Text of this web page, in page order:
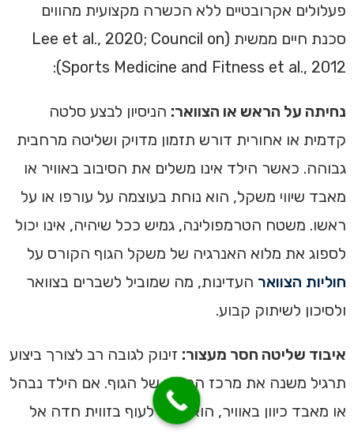
פעלולים אקרובטיים ללא הכשרה מקצועית מהווים
סכנת חיים ממשית (Lee et al., 2020; Council on
Sports Medicine and Fitness et al., 2012):
נחיתה על הראש או הצוואר: הניסיון לבצע סלטה
קדמית או אחורית דורש תזמון מדויק ושליטה מרחבית
גבוהה. כאשר הילד אינו משלים את הסיבוב באוויר או
מאבד שיווי משקל, הוא נוחת בעוצמה על עורפו או על
ראשו. משטח הטרמפולינה, גמיש ככל שיהיה, אינו יכול
לספוג את מלוא האנרגיה של משקל הגוף הקורס על
חוליות הצוואר העדינות, מה שמוביל לשברים בצוואר
ולסיכון לשיתוק קבוע.
איבוד שליטה חסר מעצור: זינוק לגובה רב לצורך ביצוע
תרגיל משנה את מרכז הכובד של הגוף. אם הילד נבהל
או מאבד כיוון באוויר, הוא עלול לעוף בזווית חדה אל